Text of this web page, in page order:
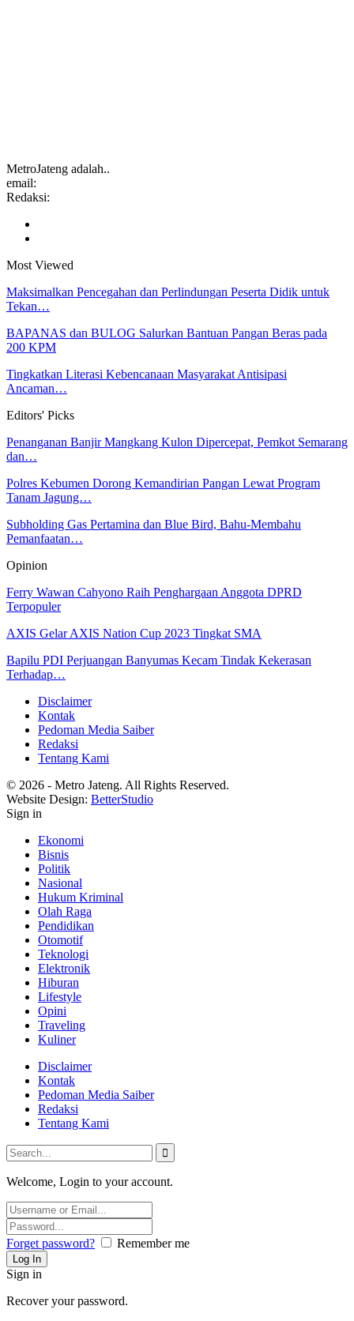
MetroJateng adalah..
email:
Redaksi:
Most Viewed
Maksimalkan Pencegahan dan Perlindungan Peserta Didik untuk
Tekan…
BAPANAS dan BULOG Salurkan Bantuan Pangan Beras pada
200 KPM
Tingkatkan Literasi Kebencanaan Masyarakat Antisipasi
Ancaman…
Editors' Picks
Penanganan Banjir Mangkang Kulon Dipercepat, Pemkot Semarang
dan…
Polres Kebumen Dorong Kemandirian Pangan Lewat Program
Tanam Jagung…
Subholding Gas Pertamina dan Blue Bird, Bahu-Membahu
Pemanfaatan…
Opinion
Ferry Wawan Cahyono Raih Penghargaan Anggota DPRD
Terpopuler
AXIS Gelar AXIS Nation Cup 2023 Tingkat SMA
Bapilu PDI Perjuangan Banyumas Kecam Tindak Kekerasan
Terhadap…
Disclaimer
Kontak
Pedoman Media Saiber
Redaksi
Tentang Kami
© 2026 - Metro Jateng. All Rights Reserved.
Website Design: BetterStudio
Sign in
Ekonomi
Bisnis
Politik
Nasional
Hukum Kriminal
Olah Raga
Pendidikan
Otomotif
Teknologi
Elektronik
Hiburan
Lifestyle
Opini
Traveling
Kuliner
Disclaimer
Kontak
Pedoman Media Saiber
Redaksi
Tentang Kami
Welcome, Login to your account.
Forget password? Remember me
Sign in
Recover your password.